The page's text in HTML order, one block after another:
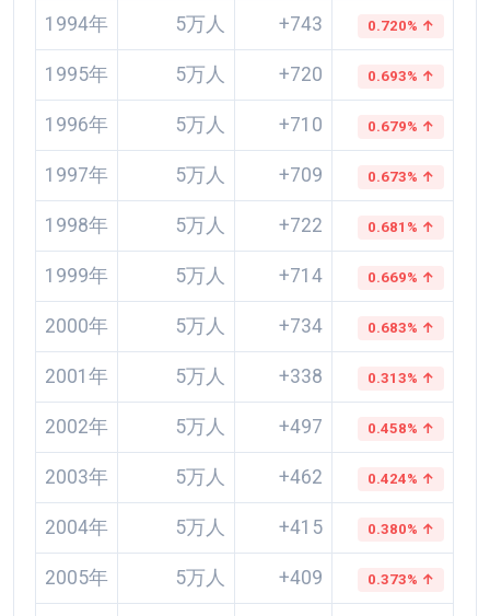
1994年 5万人 +743 0.720% ↑
1995年 5万人 +720 0.693% ↑
1996年 5万人 +710 0.679% ↑
1997年 5万人 +709 0.673% ↑
1998年 5万人 +722 0.681% ↑
1999年 5万人 +714 0.669% ↑
2000年 5万人 +734 0.683% ↑
2001年 5万人 +338 0.313% ↑
2002年 5万人 +497 0.458% ↑
2003年 5万人 +462 0.424% ↑
2004年 5万人 +415 0.380% ↑
2005年 5万人 +409 0.373% ↑